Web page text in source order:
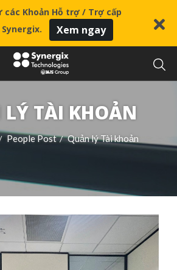
Khoản Hỗ trợ / Trợ cấp
Synergix.
Xem ngay
TÀI KHOẢN
People Post / Quản lý Tài khoản